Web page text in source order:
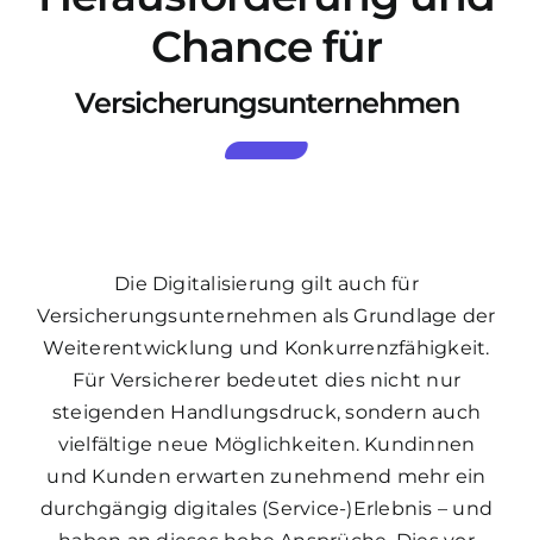
Chance für
Versicherungsunternehmen
Die Digitalisierung gilt auch für
Versicherungsunternehmen als Grundlage der
Weiterentwicklung und Konkurrenzfähigkeit.
Für Versicherer bedeutet dies nicht nur
steigenden Handlungsdruck, sondern auch
vielfältige neue Möglichkeiten. Kundinnen
und Kunden erwarten zunehmend mehr ein
durchgängig digitales (Service-)Erlebnis – und